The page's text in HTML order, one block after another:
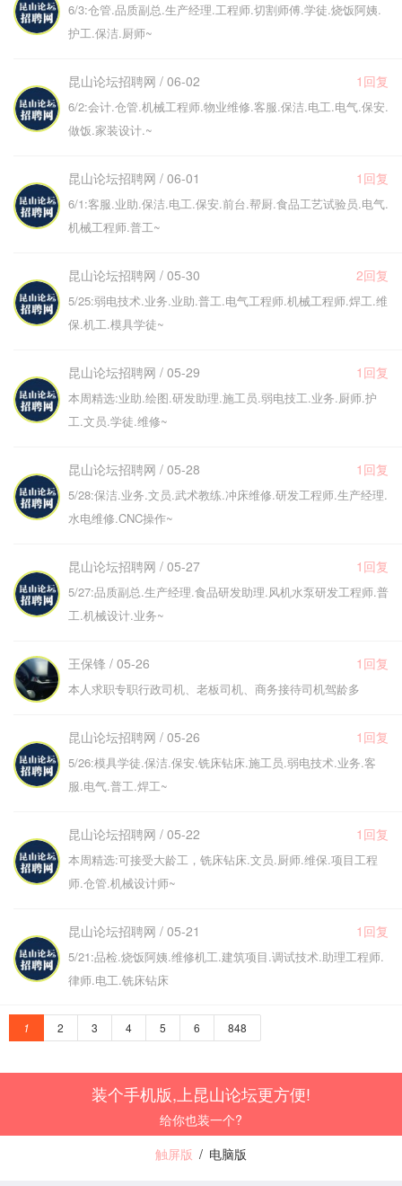
6/3:仓管.品质副总.生产经理.工程师.切割师傅.学徒.烧饭阿姨.
护工.保洁.厨师~
昆山论坛招聘网 / 06-02 1回复
6/2:会计.仓管.机械工程师.物业维修.客服.保洁.电工.电气.保安.
做饭.家装设计.~
昆山论坛招聘网 / 06-01 1回复
6/1:客服.业助.保洁.电工.保安.前台.帮厨.食品工艺试验员.电气.
机械工程师.普工~
昆山论坛招聘网 / 05-30 2回复
5/25:弱电技术.业务.业助.普工.电气工程师.机械工程师.焊工.维
保.机工.模具学徒~
昆山论坛招聘网 / 05-29 1回复
本周精选:业助.绘图.研发助理.施工员.弱电技工.业务.厨师.护
工.文员.学徒.维修~
昆山论坛招聘网 / 05-28 1回复
5/28:保洁.业务.文员.武术教练.冲床维修.研发工程师.生产经理.
水电维修.CNC操作~
昆山论坛招聘网 / 05-27 1回复
5/27:品质副总.生产经理.食品研发助理.风机水泵研发工程师.普
工.机械设计.业务~
王保锋 / 05-26 1回复
本人求职专职行政司机、老板司机、商务接待司机驾龄多
昆山论坛招聘网 / 05-26 1回复
5/26:模具学徒.保洁.保安.铣床钻床.施工员.弱电技术.业务.客
服.电气.普工.焊工~
昆山论坛招聘网 / 05-22 1回复
本周精选:可接受大龄工，铣床钻床.文员.厨师.维保.项目工程
师.仓管.机械设计师~
昆山论坛招聘网 / 05-21 1回复
5/21:品检.烧饭阿姨.维修机工.建筑项目.调试技术.助理工程师.
律师.电工.铣床钻床
1 2 3 4 5 6 848
装个手机版,上昆山论坛更方便!
给你也装一个?
触屏版 / 电脑版